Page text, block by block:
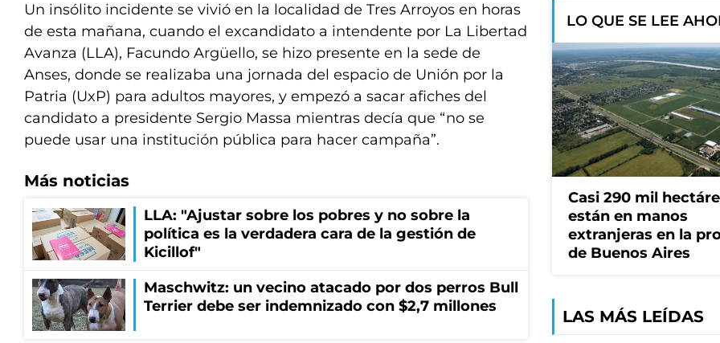
Un insólito incidente se vivió en la localidad de Tres Arroyos en horas
de esta mañana, cuando el excandidato a intendente por La Libertad
Avanza (LLA), Facundo Argüello, se hizo presente en la sede de
Anses, donde se realizaba una jornada del espacio de Unión por la
Patria (UxP) para adultos mayores, y empezó a sacar afiches del
candidato a presidente Sergio Massa mientras decía que “no se
puede usar una institución pública para hacer campaña”.
Más noticias
LLA: "Ajustar sobre los pobres y no sobre la
política es la verdadera cara de la gestión de
Kicillof"
Maschwitz: un vecino atacado por dos perros Bull
Terrier debe ser indemnizado con $2,7 millones
LO QUE SE LEE
Casi 290 mil
están en manos
extranjeras en la
de Buenos Aires
LAS MÁS LEÍDAS